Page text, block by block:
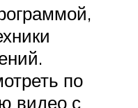
по
видео с